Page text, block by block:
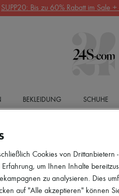
SUPP20: Bis zu 60% Rabatt im Sale
BEKLEIDUNG SCHUHE
Cookies von Drittanbietern
um Ihnen Inhalte
zu analysieren. Dies
auf "Alle akzeptieren" können